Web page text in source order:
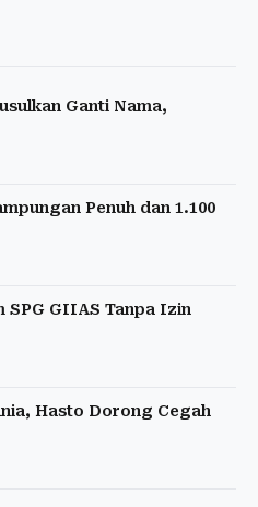
Ganti Nama,
Penuh dan 1.100
SPG GIIAS Tanpa Izin
Hasto Dorong Cegah